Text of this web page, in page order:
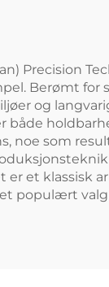
Precision
Berømt for
og
både
noe som
er et klassisk
populært